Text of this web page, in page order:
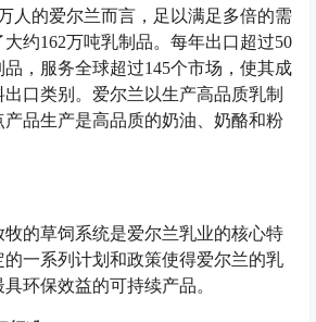
人的爱尔兰而言，足以满足多倍的需
约162万吨乳制品。每年出口超过50
，服务全球超过145个市场，使其成
口类别。爱尔兰以生产高品质乳制
品生产是高品质的奶油、奶酪和粉
的草饲系统是爱尔兰乳业的核心特
一系列计划和政策使得爱尔兰的乳
环保效益的可持续产品。